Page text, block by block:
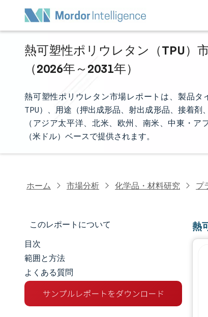
熱可塑性ポリウレタン（TPU）
（2026年～2031年）
熱可塑性ポリウレタン市場レポートは、製品タ
TPU）、用途（押出成形品、射出成形品、接着
（アジア太平洋、北米、欧州、南米、中東・
（米ドル）ベースで提供されます。
ホーム 市場分析 化学品・材料研究 プ
このレポートについて
市場規模とシェア
市場分析
トレンドとインサイト
目次
範囲と方法
よくある質問
熱